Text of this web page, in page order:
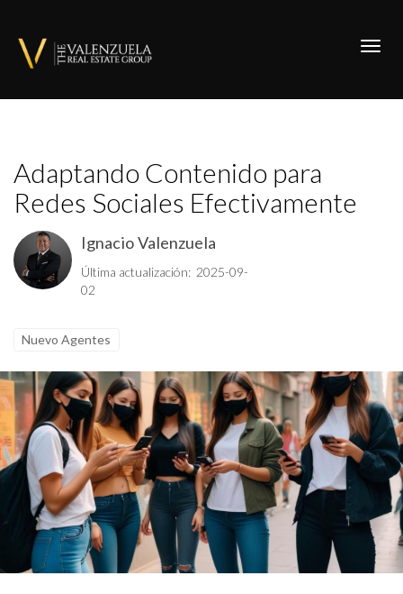
Adaptando Contenido para
Redes Sociales Efectivamente
Ignacio Valenzuela
Última actualización: 2025-09-
02
Nuevo Agentes